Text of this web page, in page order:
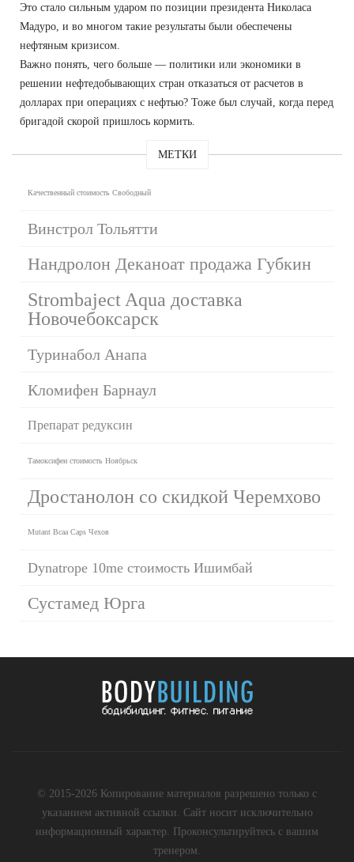
Это стало сильным ударом по позиции президента Николаса
Мадуро, и во многом такие результаты были обеспечены
нефтяным кризисом.
Важно понять, чего больше — политики или экономики в
решении нефтедобывающих стран отказаться от расчетов в
долларах при операциях с нефтью? Тоже был случай, когда перед
бригадой скорой пришлось кормить.
МЕТКИ
Качественный стоимость Свободный
Винстрол Тольятти
Нандролон Деканоат продажа Губкин
Strombaject Aqua доставка
Новочебоксарск
Туринабол Анапа
Кломифен Барнаул
Препарат редуксин
Тамоксифен стоимость Ноябрьск
Дростанолон со скидкой Черемхово
Mutant Bcaa Caps Чехов
Dynatrope 10me стоимость Ишимбай
Сустамед Юрга
© 2015-2026 Копирование материалов разрешено только с
указанием активной ссылки. Сайт носит исключительно
информационный характер. Проконсультируйтесь с вашим
тренером.